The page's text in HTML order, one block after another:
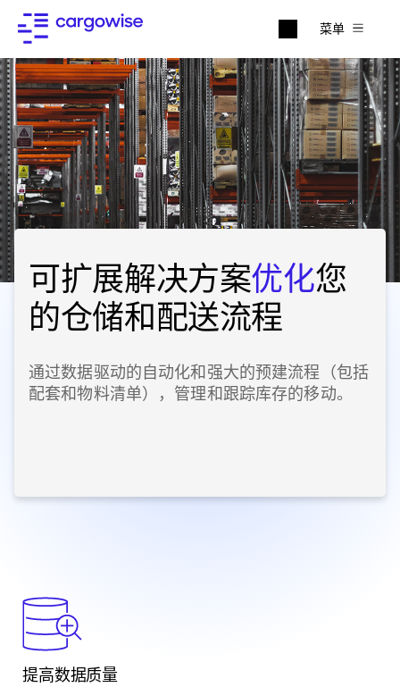
菜单
可扩展解决方案优化您
的仓储和配送流程
通过数据驱动的自动化和强大的预建流程（包括
配套和物料清单），管理和跟踪库存的移动。
提高数据质量